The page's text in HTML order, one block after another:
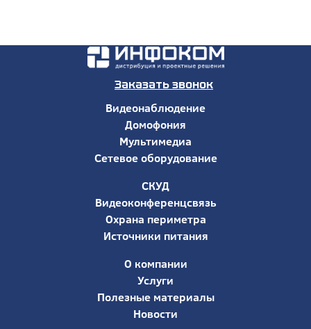
Заказать звонок
Видеонаблюдение
Домофония
Мультимедиа
Сетевое оборудование
СКУД
Видеоконференцсвязь
Охрана периметра
Источники питания
О компании
Услуги
Полезные материалы
Новости